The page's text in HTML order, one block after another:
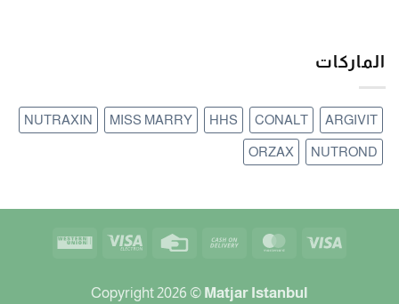
الماركات
ARGIVIT
CONALT
HHS
MISS MARRY
NUTRAXIN
NUTROND
ORZAX
Visa
MasterCard
Cash
Delivery
Credit
Visa
Western
Copyright 2026 © Matjar Istanbul